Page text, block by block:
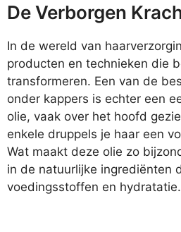
De Verborgen
In de wereld van
producten en technieken die
transformeren. Een van de
onder kappers is echter een
olie, vaak over het hoofd
enkele druppels je haar een
Wat maakt deze olie zo
in de natuurlijke ingrediënten
voedingsstoffen en hydratatie.